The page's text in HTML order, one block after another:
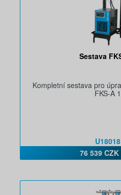
Sestava
Kompletní sestava pro
FKS-A
76 539